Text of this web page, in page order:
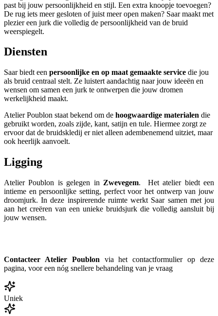
past bij jouw persoonlijkheid en stijl. Een extra knoopje toevoegen?
De rug iets meer gesloten of juist meer open maken? Saar maakt met
plezier een jurk die volledig de persoonlijkheid van de bruid
weerspiegelt.
Diensten
Saar biedt een persoonlijke en op maat gemaakte service die jou
als bruid centraal stelt. Ze luistert aandachtig naar jouw ideeën en
wensen om samen een jurk te ontwerpen die jouw dromen
werkelijkheid maakt.
Atelier Poublon staat bekend om de hoogwaardige materialen die
gebruikt worden, zoals zijde, kant, satijn en tule. Hiermee zorgt ze
ervoor dat de bruidskledij er niet alleen adembenemend uitziet, maar
ook heerlijk aanvoelt.
Ligging
Atelier Poublon is gelegen in Zwevegem. Het atelier biedt een
intieme en persoonlijke setting, perfect voor het ontwerp van jouw
droomjurk. In deze inspirerende ruimte werkt Saar samen met jou
aan het creëren van een unieke bruidsjurk die volledig aansluit bij
jouw wensen.
Contacteer Atelier Poublon via het contactformulier op deze
pagina, voor een nóg snellere behandeling van je vraag
Uniek